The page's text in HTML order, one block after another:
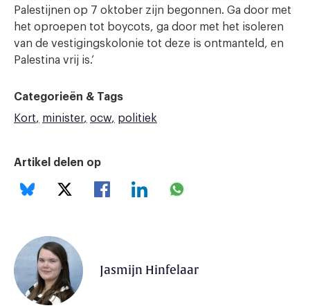
Palestijnen op 7 oktober zijn begonnen. Ga door met
het oproepen tot boycots, ga door met het isoleren
van de vestigingskolonie tot deze is ontmanteld, en
Palestina vrij is.’
Categorieën & Tags
Kort
minister ocw politiek
Artikel delen op
Jasmijn Hinfelaar